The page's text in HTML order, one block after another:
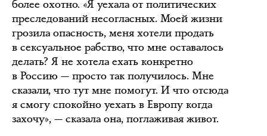
более охотно. «Я уехала от политических
преследований несогласных. Моей жизни
грозила опасность, меня хотели продать
в сексуальное рабство, что мне оставалось
делать? Я не хотела ехать конкретно
в Россию — просто так получилось. Мне
сказали, что тут мне помогут. И что отсюда
я смогу спокойно уехать в Европу когда
захочу», — сказала она, поглаживая живот.